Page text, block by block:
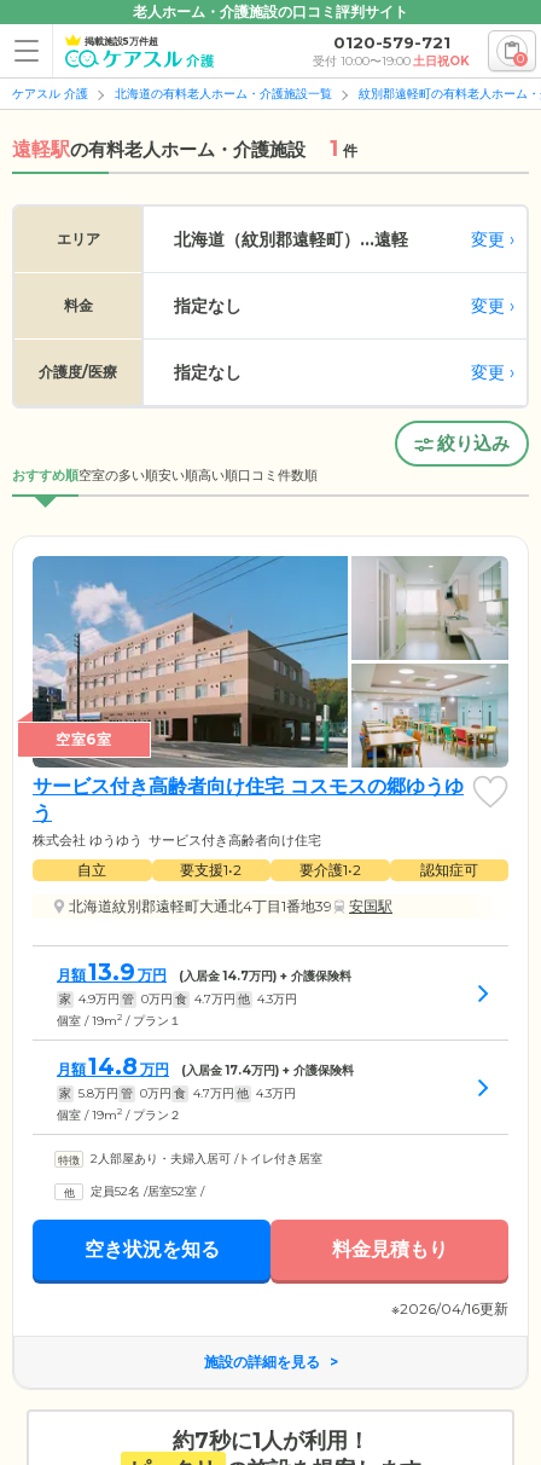
老人ホーム・介護施設の口コミ評判サイト
掲載施設5万件超 0120-579-721
受付 10:00〜19:00土日祝OK 0
ケアスル 介護 北海道の有料老人ホーム・介護施設一覧 紋別郡遠軽町の有料老人ホーム
遠軽駅の有料老人ホーム・介護施設 1 件
エリア 北海道（紋別郡遠軽町）...遠軽 変更
料金 指定なし 変更
介護度/医療 指定なし 変更
絞り込み
おすすめ順空室の多い順安い順高い順口コミ件数順
空室6室
サービス付き高齢者向け住宅 コスモスの郷ゆうゆ
う
株式会社 ゆうゆう サービス付き高齢者向け住宅
自立 要支援1•2 要介護1•2
認知症可
北海道紋別郡遠軽町大通北4丁目1番地39
安国駅
月額13.9 万円 (入居金14.7万円) + 介護保険料
家 4.9万円 管 0万円 食 4.7万円 他 4.3万円
個室 / 19m2 / プラン１
月額14.8 万円 (入居金17.4万円) + 介護保険料
家 5.8万円 管 0万円 食 4.7万円 他 4.3万円
個室 / 19m2 / プラン２
2人部屋あり・夫婦入居可 /トイレ付き居室
定員52名 /居室52室 /
空き状況を知る 料金見積もり
※2026/04/16更新
施設の詳細を見る
約7秒に1人が利用！